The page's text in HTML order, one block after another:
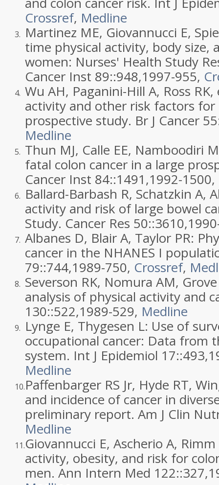
Crossref, Medline
3. Martinez ME, Giovannucci E,
time physical activity, body size,
women: Nurses' Health Study
Cancer Inst 89::948,1997-955,
4. Wu AH, Paganini-Hill A, Ross
activity and other risk factors for
prospective study. Br J Cancer
Medline
5. Thun MJ, Calle EE, Namboodiri
fatal colon cancer in a large
Cancer Inst 84::1491,1992-1500,
6. Ballard-Barbash R, Schatzkin A,
activity and risk of large bowel
Study. Cancer Res 50::3610,1990
7. Albanes D, Blair A, Taylor PR:
cancer in the NHANES I
79::744,1989-750, Crossref,
8. Severson RK, Nomura AM,
analysis of physical activity and
130::522,1989-529, Medline
9. Lynge E, Thygesen L: Use of
occupational cancer: Data from
system. Int J Epidemiol 17::493,
Medline
10.Paffenbarger RS Jr, Hyde RT,
and incidence of cancer in
preliminary report. Am J Clin
Medline
11.Giovannucci E, Ascherio A,
activity, obesity, and risk for
men. Ann Intern Med 122::327,